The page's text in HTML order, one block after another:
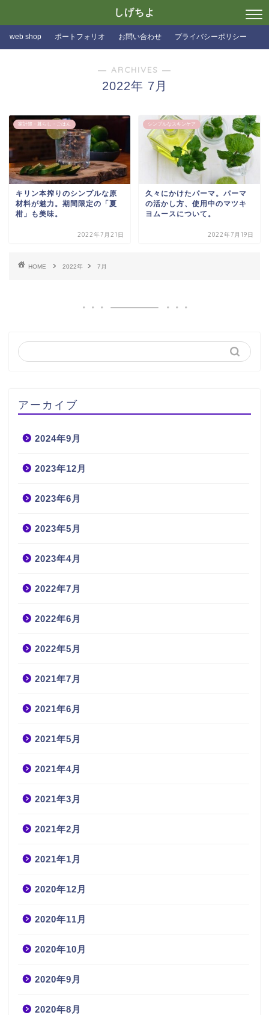
しげちよ
web shop ポートフォリオ お問い合わせ プライバシーポリシー
― ARCHIVES ―
2022年 7月
家計簿・暮らし・ごはん
キリン本搾りのシンプルな原
材料が魅力。期間限定の「夏
柑」も美味。
2022年7月21日
シンプルなスキンケア
久々にかけたパーマ。パーマ
の活かし方、使用中のマツキ
ヨムースについて。
2022年7月19日
HOME 2022年 7月
アーカイブ
2024年9月
2023年12月
2023年6月
2023年5月
2023年4月
2022年7月
2022年6月
2022年5月
2021年7月
2021年6月
2021年5月
2021年4月
2021年3月
2021年2月
2021年1月
2020年12月
2020年11月
2020年10月
2020年9月
2020年8月